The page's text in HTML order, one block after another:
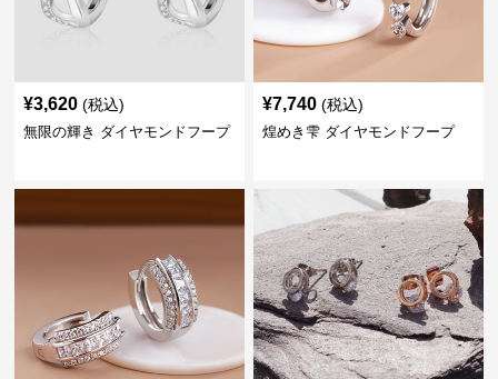
¥3,620 (税込)
無限の輝き ダイヤモンドフープ
¥7,740 (税込)
煌めき雫 ダイヤモンドフープ